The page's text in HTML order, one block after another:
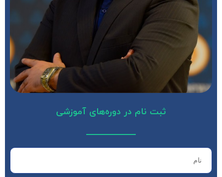
ثبت نام در دوره‌های آموزشی